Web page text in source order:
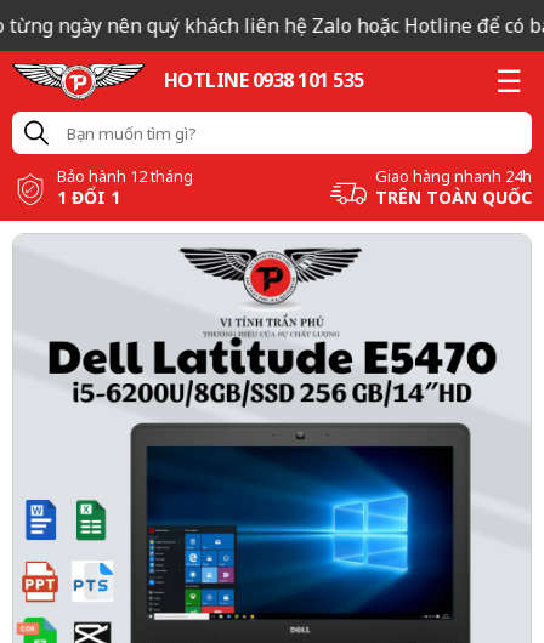
ngày nên quý khách liên hệ Zalo hoặc Hotline để có
HOTLINE 0938 101 535
Bảo hành 12 tháng
1 ĐỔI 1
Giao hàng nhanh 24h
TRÊN TOÀN QUỐC